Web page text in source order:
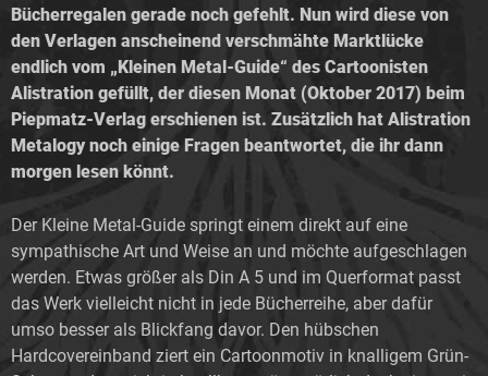
Bücherregalen gerade noch gefehlt. Nun wird diese von
den Verlagen anscheinend verschmähte Marktlücke
endlich vom „Kleinen Metal-Guide“ des Cartoonisten
Alistration gefüllt, der diesen Monat (Oktober 2017) beim
Piepmatz-Verlag erschienen ist. Zusätzlich hat Alistration
Metalogy noch einige Fragen beantwortet, die ihr dann
morgen lesen könnt.
Der Kleine Metal-Guide springt einem direkt auf eine
sympathische Art und Weise an und möchte aufgeschlagen
werden. Etwas größer als Din A 5 und im Querformat passt
das Werk vielleicht nicht in jede Bücherreihe, aber dafür
umso besser als Blickfang davor. Den hübschen
Hardcovereinband ziert ein Cartoonmotiv in knalligem Grün-